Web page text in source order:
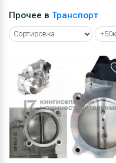
Прочее в Транспорт